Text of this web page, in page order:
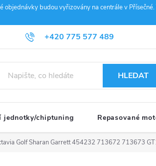
budou vyřizovány na centrále v
+420 775 577 489
info@janousek-motorsport.cz
Obchodní podmínky Reklamace
HLEDAT
jednotky/chiptuning Repasované
Golf Sharan Garrett 454232 713672 713673